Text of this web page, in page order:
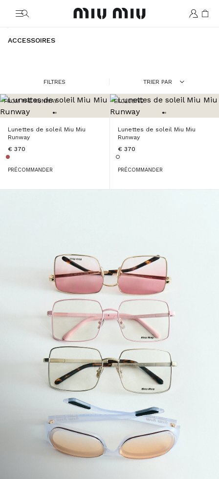
MiuMiu logo
ACCESSOIRES
FILTRES TRIER PAR
FROM THE RUNWAY
Lunettes de soleil Miu Miu
Runway
€ 370
PRÉCOMMANDER
EXCLUSIVE
Lunettes de soleil Miu Miu
Runway
€ 370
PRÉCOMMANDER